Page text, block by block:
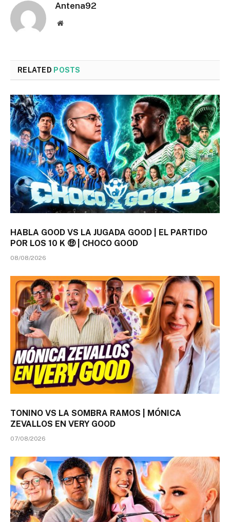
Antena92
Website
RELATED POSTS
HABLA GOOD VS LA JUGADA GOOD | EL PARTIDO
POR LOS 10 K 🤑 | CHOCO GOOD
08/08/2026
TONINO VS LA SOMBRA RAMOS | MÓNICA
ZEVALLOS EN VERY GOOD
07/08/2026